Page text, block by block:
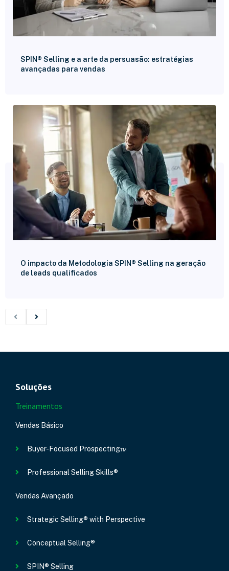
SPIN® Selling e a arte da persuasão: estratégias
avançadas para vendas
O impacto da Metodologia SPIN® Selling na geração
de leads qualificados
Soluções
Treinamentos
Vendas Básico
Buyer-Focused Prospecting™
Professional Selling Skills®
Vendas Avançado
Strategic Selling® with Perspective
Conceptual Selling®
SPIN® Selling